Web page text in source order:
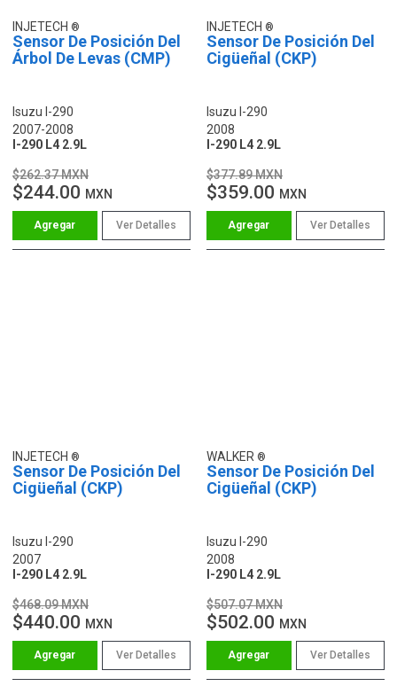
INJETECH
Sensor De Posición Del
Árbol De Levas (CMP)
Isuzu I-290
2007-2008
I-290 L4 2.9L
$262.37 MXN
$244.00 MXN
Ver Detalles
INJETECH
Sensor De Posición Del
Cigüeñal (CKP)
Isuzu I-290
2008
I-290 L4 2.9L
$377.89 MXN
$359.00 MXN
Ver Detalles
INJETECH
Sensor De Posición Del
Cigüeñal (CKP)
Isuzu I-290
2007
I-290 L4 2.9L
$468.09 MXN
$440.00 MXN
Ver Detalles
WALKER
Sensor De Posición Del
Cigüeñal (CKP)
Isuzu I-290
2008
I-290 L4 2.9L
$507.07 MXN
$502.00 MXN
Ver Detalles